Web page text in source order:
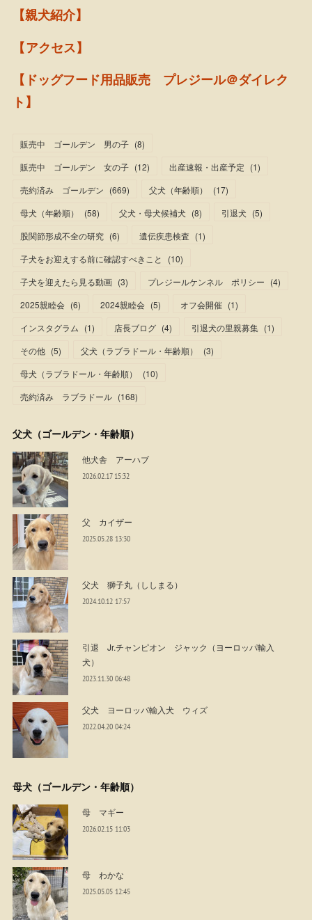
【親犬紹介】
【アクセス】
【ドッグフード用品販売 プレジール＠ダイレク
ト】
販売中 ゴールデン 男の子 (8)
販売中 ゴールデン 女の子 (12) 出産速報・出産予定 (1)
売約済み ゴールデン (669) 父犬（年齢順） (17)
母犬（年齢順）
(58) 父犬・母犬候補犬 (8) 引退犬 (5)
股関節形成不全の研究 (6) 遺伝疾患検査 (1)
子犬をお迎えする前に確認すべきこと
(10)
子犬を迎えたら見る動画 (3) プレジールケンネル ポリシー (4)
2025親睦会 (6) 2024親睦会 (5) オフ会開催 (1)
インスタグラム (1) 店長ブログ (4) 引退犬の里親募集 (1)
その他 (5) 父犬（ラブラドール・年齢順） (3)
母犬（ラブラドール・年齢順）
(10)
売約済み ラブラドール (168)
父犬（ゴールデン・年齢順）
他犬舎 アーハブ
2026.02.17 15:32
父 カイザー
2025.05.28 13:30
父犬 獅子丸（ししまる）
2024.10.12 17:57
引退 Jr.チャンピオン ジャック（ヨーロッパ輸入
犬）
2023.11.30 06:48
父犬 ヨーロッパ輸入犬 ウィズ
2022.04.20 04:24
母犬（ゴールデン・年齢順）
母 マギー
2026.02.15 11:03
母 わかな
2025.05.05 12:45